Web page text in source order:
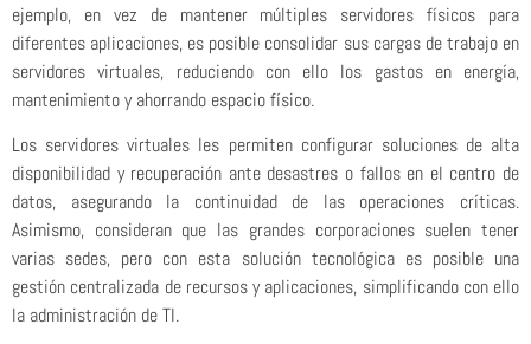
ejemplo, en vez de mantener múltiples servidores físicos para
diferentes aplicaciones, es posible consolidar sus cargas de trabajo en
servidores virtuales, reduciendo con ello los gastos en energía,
mantenimiento y ahorrando espacio físico.
Los servidores virtuales les permiten configurar soluciones de alta
disponibilidad y recuperación ante desastres o fallos en el centro de
datos, asegurando la continuidad de las operaciones críticas.
Asimismo, consideran que las grandes corporaciones suelen tener
varias sedes, pero con esta solución tecnológica es posible una
gestión centralizada de recursos y aplicaciones, simplificando con ello
la administración de TI.